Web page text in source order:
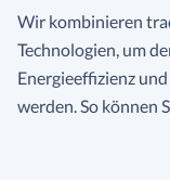
Wir kombinieren
Technologien, um
Energieeffizienz
werden. So können